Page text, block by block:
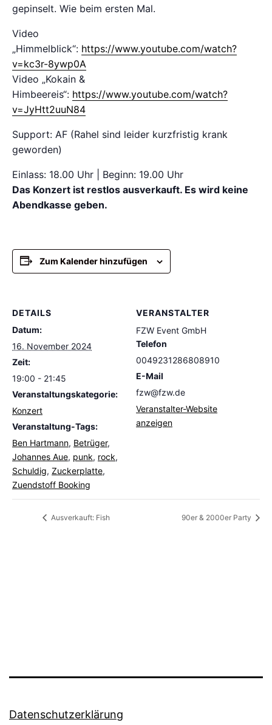
gepinselt. Wie beim ersten Mal.
Video
„Himmelblick“: https://www.youtube.com/watch?
v=kc3r-8ywp0A
Video „Kokain &
Himbeereis“: https://www.youtube.com/watch?
v=JyHtt2uuN84
Support: AF (Rahel sind leider kurzfristig krank
geworden)
Einlass: 18.00 Uhr | Beginn: 19.00 Uhr
Das Konzert ist restlos ausverkauft. Es wird keine
Abendkasse geben.
Zum Kalender hinzufügen
DETAILS
Datum:
16. November 2024
Zeit:
19:00 - 21:45
Veranstaltungskategorie:
Konzert
Veranstaltung-Tags:
Ben Hartmann, Betrüger,
Johannes Aue, punk, rock,
Schuldig, Zuckerplatte,
Zuendstoff Booking
VERANSTALTER
FZW Event GmbH
Telefon
0049231286808910
E-Mail
fzw@fzw.de
Veranstalter-Website
anzeigen
Ausverkauft: Fish 90er & 2000er Party
Datenschutzerklärung